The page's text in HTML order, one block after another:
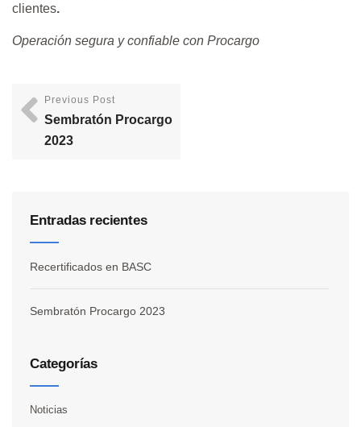
clientes.
Operación segura y confiable con Procargo
Previous Post
Sembratón Procargo
2023
Entradas recientes
Recertificados en BASC
Sembratón Procargo 2023
Categorías
Noticias